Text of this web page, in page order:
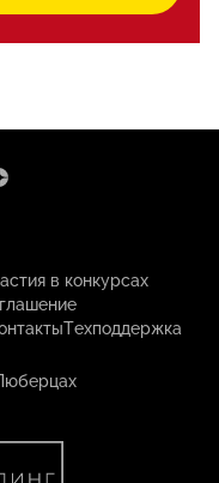
в конкурсах
Техподдержка